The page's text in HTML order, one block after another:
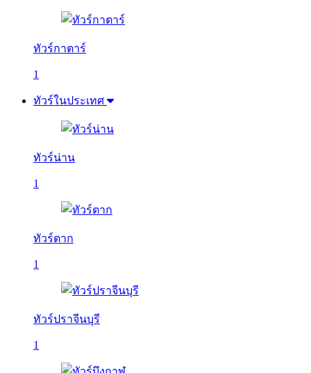
ทัวร์กาตาร์
1
ทัวร์ในประเทศ
ทัวร์น่าน
1
ทัวร์ตาก
1
ทัวร์ปราจีนบุรี
1